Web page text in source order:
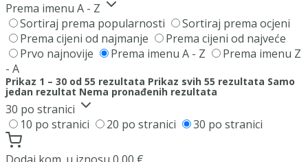
Prema imenu A - Z
Sortiraj prema popularnosti
Sortiraj prema ocjeni
Prema cijeni od najmanje
Prema cijeni od najveće
Prvo najnovije
Prema imenu A - Z
Prema imenu Z
- A
Prikaz 1 – 30 od 55 rezultata Prikaz svih 55 rezultata Samo
jedan rezultat Nema pronađenih rezultata
30 po stranici
10 po stranici
20 po stranici 30 po stranici